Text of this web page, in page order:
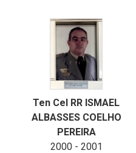
Ten Cel RR ISMAEL
ALBASSES COELHO
PEREIRA
2000 - 2001